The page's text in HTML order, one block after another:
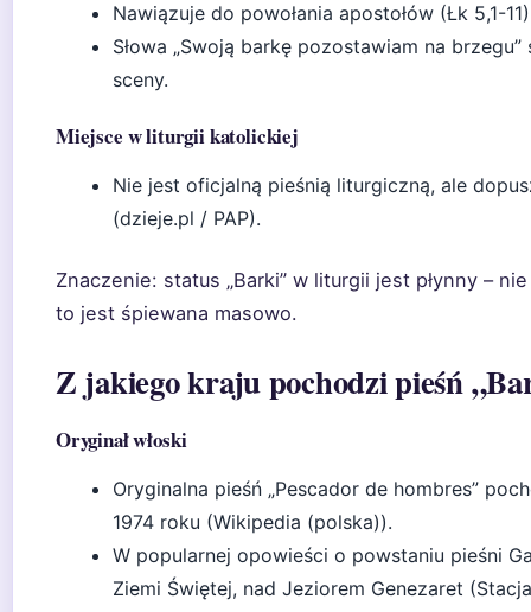
Nawiązuje do powołania apostołów (Łk 5,1-
Słowa „Swoją barkę pozostawiam na
sceny.
Miejsce w liturgii katolickiej
Nie jest oficjalną pieśnią liturgiczną, ale
(dzieje.pl / PAP).
Znaczenie: status „Barki” w liturgii jest płynny –
to jest śpiewana masowo.
Z jakiego kraju pochodzi pieśń
Oryginał włoski
Oryginalna pieśń „Pescador de hombres”
1974 roku (Wikipedia (polska)).
W popularnej opowieści o powstaniu pieśni
Ziemi Świętej, nad Jeziorem Genezaret